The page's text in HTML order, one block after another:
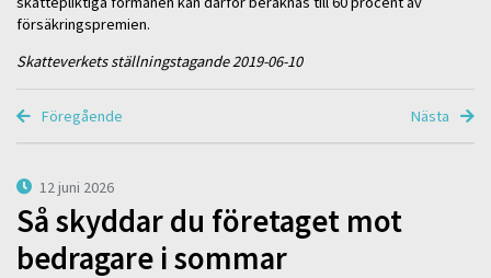
försäkringspremien.
Skatteverkets ställningstagande 2019-06-10
Föregående Nästa
12 juni 2026
Så skyddar du företaget mot
bedragare i sommar